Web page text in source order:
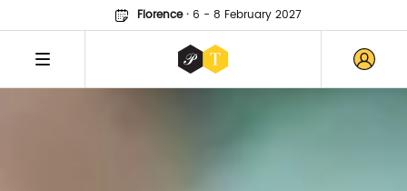
Florence· 6 - 8 February 2027